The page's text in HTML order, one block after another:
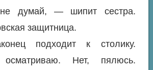
думай, — шипит сестра.
защитница.
подходит к столику.
Нет, пялюсь.